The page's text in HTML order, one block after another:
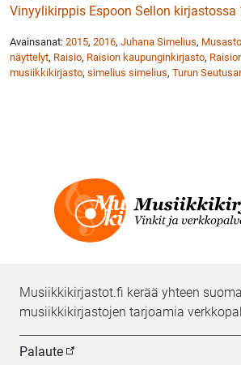
Vinyylikirppis Espoon Sellon kirjastossa
Avainsanat: 2015, 2016, Juhana Simelius, Musasto
näyttelyt, Raisio, Raision kaupunginkirjasto,
musiikkikirjasto, simelius simelius, Turun
Musiikkikirjastot.fi kerää yhteen
musiikkikirjastojen tarjoamia
Palaute